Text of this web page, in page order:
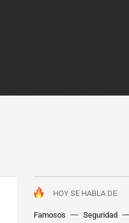
HOY SE HABLA DE
Famosos Seguridad